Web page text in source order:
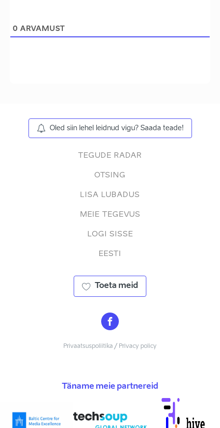
0 ARVAMUST
Oled siin lehel leidnud vigu? Saada teade!
TEGUDE RADAR
OTSING
LISA LUBADUS
MEIE TEGEVUS
LOGI SISSE
EESTI
Toeta meid
Privaatsuspoliitika / Privacy policy
Täname meie partnereid